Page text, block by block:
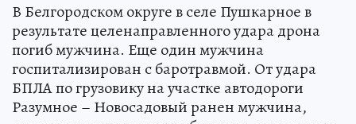
В Белгородском округе в селе Пушкарное в
результате целенаправленного удара дрона
погиб мужчина. Еще один мужчина
госпитализирован с баротравмой. От удара
БПЛА по грузовику на участке автодороги
Разумное – Новосадовый ранен мужчина,